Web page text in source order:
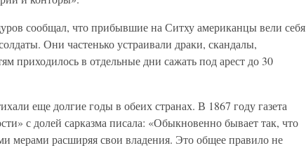
сообщал, что прибывшие на Ситху американцы вели себя
Они частенько устраивали драки, скандалы,
приходилось в отдельные дни сажать под арест до 30
еще долгие годы в обеих странах. В 1867 году газета
с долей сарказма писала: «Обыкновенно бывает так, что
мерами расширяя свои владения. Это общее правило не